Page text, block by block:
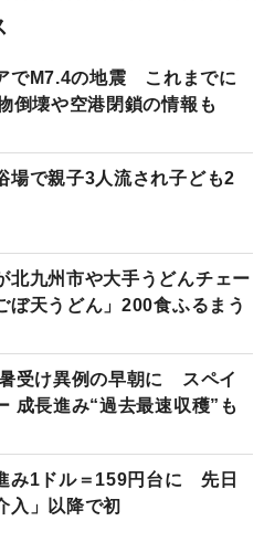
でM7.4の地震 これまでに
壊や空港閉鎖の情報も
場で親子3人流され子ども2
北九州市や大手うどんチェー
ぼ天うどん」200食ふるまう
受け異例の早朝に スペイ
成長進み“過去最速収穫”も
み1ドル＝159円台に 先日
入」以降で初